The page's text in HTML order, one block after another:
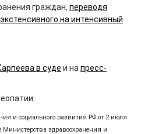
граждан, переводя
на интенсивный
в суде и на пресс-
и социального развития РФ от 2 июля
Министерства здравоохранения и